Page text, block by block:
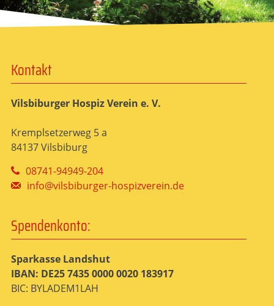
Kontakt
Vilsbiburger Hospiz Verein e. V.
Kremplsetzerweg 5 a
84137 Vilsbiburg
08741-94949-204
info@vilsbiburger-hospizverein.de
Spendenkonto:
Sparkasse Landshut
IBAN: DE25 7435 0000 0020 183917
BIC: BYLADEM1LAH